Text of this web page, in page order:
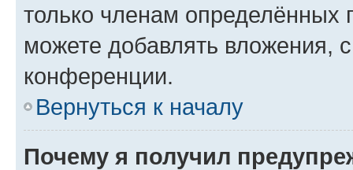
только членам определённых
можете добавлять вложения,
конференции.
Вернуться к началу
Почему я получил